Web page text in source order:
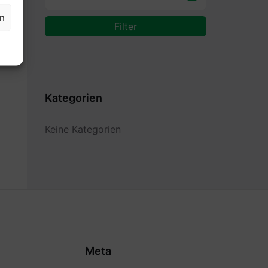
Filter
Kategorien
Keine Kategorien
Meta